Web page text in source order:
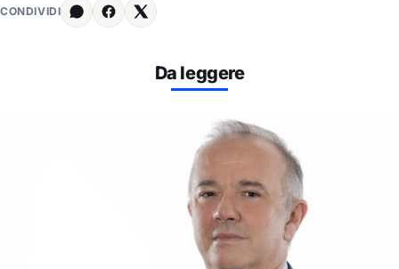
CONDIVIDI
Da leggere